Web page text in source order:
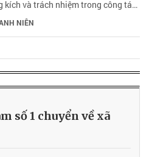
kích và trách nhiệm trong công tác
nền tảng dữ liệu đất đai hiện đại,
NIÊN
số 1 chuyển về xã